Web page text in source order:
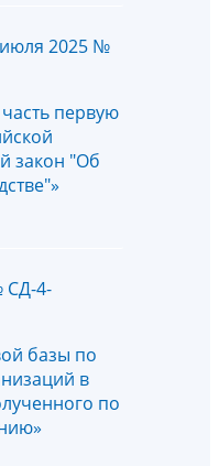
2025 №
первую
закон "Об
СД-4-
базы по
в
по